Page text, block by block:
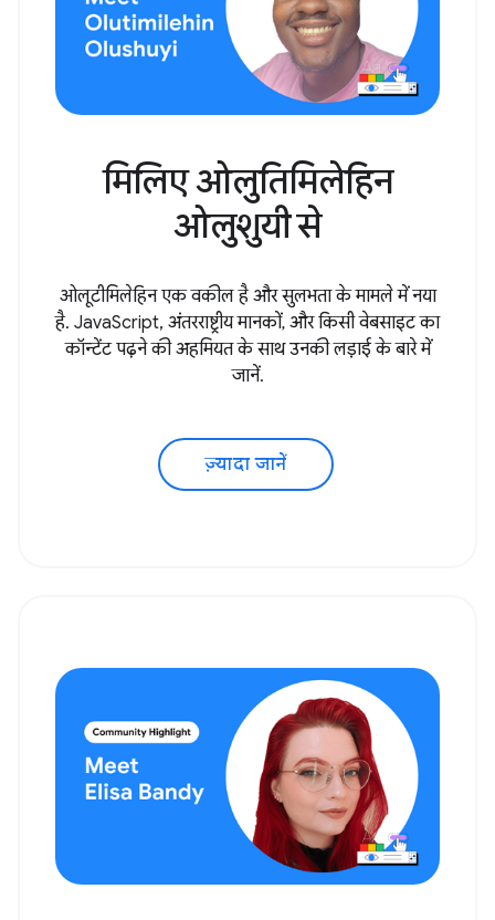
मिलिए ओलुतिमिलेहिन
ओलुशुयी से
ओलूटीमिलेहिन एक वकील है और सुलभता के मामले में नया
है. JavaScript, अंतरराष्ट्रीय मानकों, और किसी वेबसाइट का
कॉन्टेंट पढ़ने की अहमियत के साथ उनकी लड़ाई के बारे में
जानें.
ज़्यादा जानें